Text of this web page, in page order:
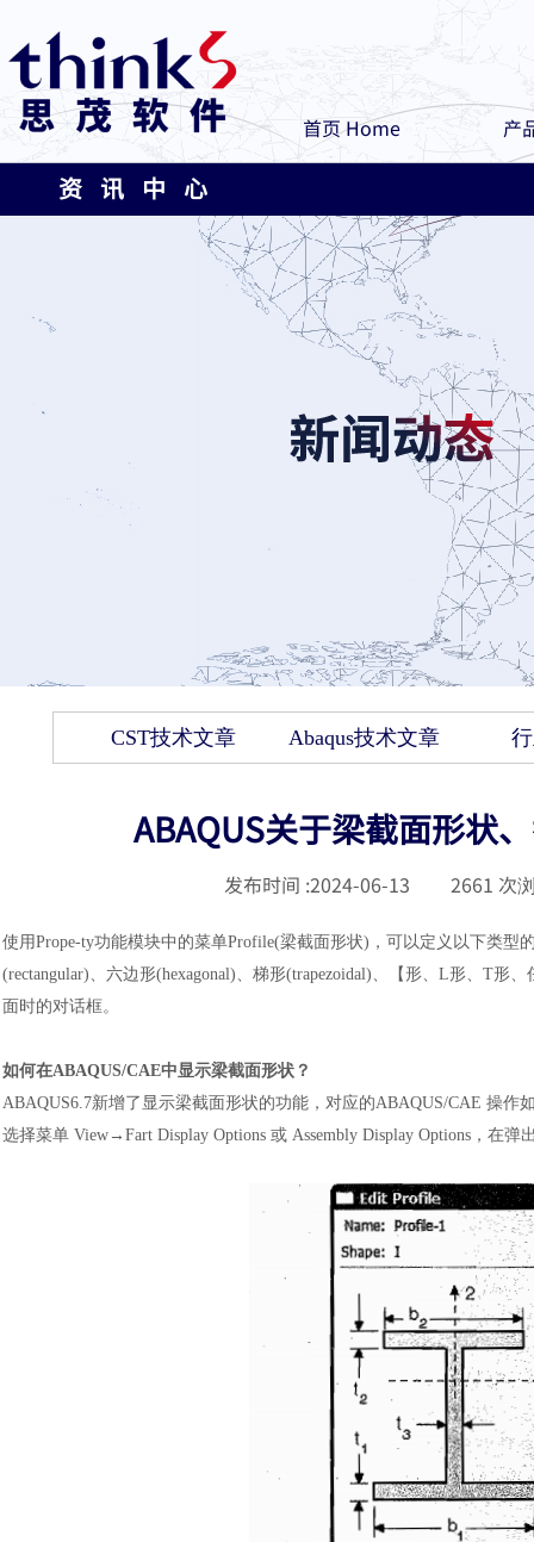
首页 Home 产
资 讯 中 心
CST技术文章 Abaqus技术文章
ABAQUS关于梁截面形状
发布时间 :2024-06-13 2661 次
使用Prope-ty功能模块中的菜单Profile(梁截面形状)，可以定义以下类型
(rectangular)、六边形(hexagonal)、梯形(trapezoidal)、【形、L形、T形
面时的对话框。
如何在ABAQUS/CAE中显示梁截面形状 ？
ABAQUS6.7新增了显示梁截面形状的功能，对应的ABAQUS/CAE 操作
选择菜单 View→Fart Display Options 或 Assembly Display Options，在